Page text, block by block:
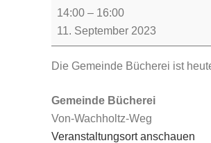
Bücherei
geöffnet
14:00 – 16:00
11. September 2023
Die Gemeinde Bücherei ist
Gemeinde Bücherei
Von-Wachholtz-Weg
Veranstaltungsort anschauen